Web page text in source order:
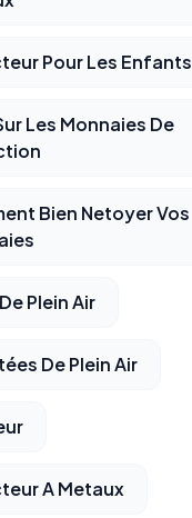
Pour Les Enfants
Les Monnaies De
Bien Netoyer Vos
Plein Air
De Plein Air
A Metaux